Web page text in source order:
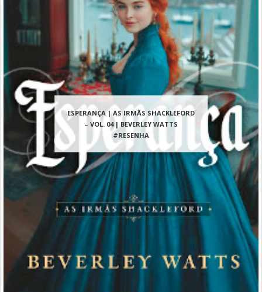
ESPERANÇA | AS IRMÃS SHACKLEFORD
– VOL. 04 | BEVERLEY WATTS
#RESENHA